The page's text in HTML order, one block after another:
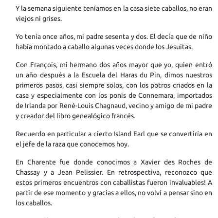
Y la semana siguiente teníamos en la casa siete caballos, no eran
viejos ni grises.
Yo tenía once años, mi padre sesenta y dos. El decía que de niño
había montado a caballo algunas veces donde los Jesuitas.
Con François, mi hermano dos años mayor que yo, quien entró
un año después a la Escuela del Haras du Pin, dimos nuestros
primeros pasos, casi siempre solos, con los potros criados en la
casa y especialmente con los ponis de Connemara, importados
de Irlanda por René-Louis Chagnaud, vecino y amigo de mi padre
y creador del libro genealógico francés.
Recuerdo en particular a cierto Island Earl que se convertiría en
el jefe de la raza que conocemos hoy.
En Charente fue donde conocimos a Xavier des Roches de
Chassay y a Jean Pelissier. En retrospectiva, reconozco que
estos primeros encuentros con caballistas fueron invaluables! A
partir de ese momento y gracias a ellos, no volví a pensar sino en
los caballos.